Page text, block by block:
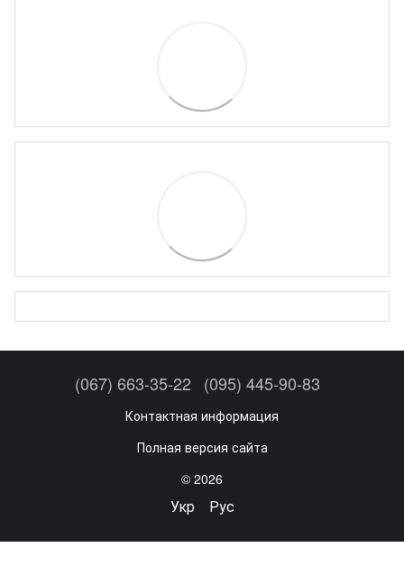
(067) 663-35-22 (095) 445-90-83
Контактная информация
Полная версия сайта
© 2026
Укр Рус